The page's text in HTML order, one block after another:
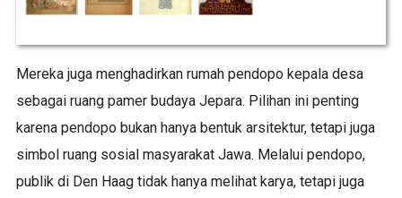
Mereka juga menghadirkan rumah pendopo kepala desa
sebagai ruang pamer budaya Jepara. Pilihan ini penting
karena pendopo bukan hanya bentuk arsitektur, tetapi juga
simbol ruang sosial masyarakat Jawa. Melalui pendopo,
publik di Den Haag tidak hanya melihat karya, tetapi juga